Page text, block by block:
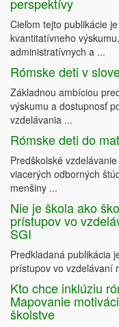
Cieľom tejto publikácie
kvantitatívneho
administratívnych a ...
Rómske deti v
Základnou ambíciou
výskumu a dostupnosť
vzdelávania ...
Rómske deti do
Predškolské
viacerých odborných
menšiny ...
Nie je škola ako
prístupov vo
SGI
Predkladaná publikácia
prístupov vo vzdelávaní
Kto chce inklúziu
Mapovanie
školstve